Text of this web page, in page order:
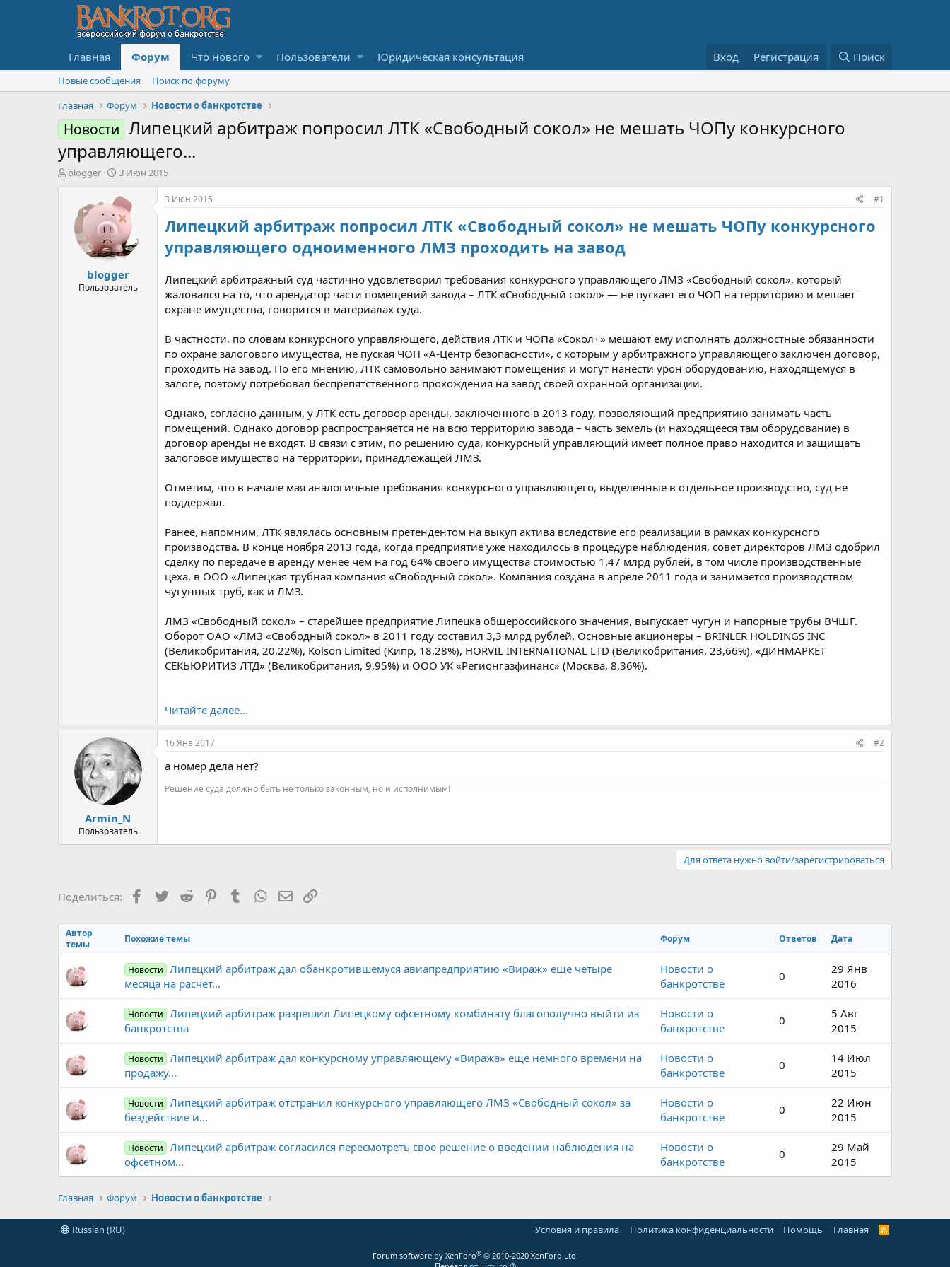
Главная Форум Что нового Пользователи Юридическая консультация Вход Регистрация Поиск
Новые сообщения
Поиск по форуму
Главная
Форум Новости о банкротстве
Новости Липецкий арбитраж попросил ЛТК «Свободный сокол» не мешать ЧОПу конкурсного
управляющего...
А
blogger
Д
т
а
н
а
ч
а
л
а
3 Июн 2015
blogger
Пользователь
3 Июн 2015 #1
Липецкий арбитраж попросил ЛТК «Свободный сокол» не мешать ЧОПу конкурсного
управляющего одноименного ЛМЗ проходить на завод
Липецкий арбитражный суд частично удовлетворил требования конкурсного управляющего ЛМЗ «Свободный сокол», который
жаловался на то, что арендатор части помещений завода – ЛТК «Свободный сокол» — не пускает его ЧОП на территорию и мешает
охране имущества, говорится в материалах суда.
В частности, по словам конкурсного управляющего, действия ЛТК и ЧОПа «Сокол+» мешают ему исполнять должностные обязанности
по охране залогового имущества, не пуская ЧОП «А-Центр безопасности», с которым у арбитражного управляющего заключен договор,
проходить на завод. По его мнению, ЛТК самовольно занимают помещения и могут нанести урон оборудованию, находящемуся в
залоге, поэтому потребовал беспрепятственного прохождения на завод своей охранной организации.
Однако, согласно данным, у ЛТК есть договор аренды, заключенного в 2013 году, позволяющий предприятию занимать часть
помещений. Однако договор распространяется не на всю территорию завода – часть земель (и находящееся там оборудование) в
договор аренды не входят. В связи с этим, по решению суда, конкурсный управляющий имеет полное право находится и защищать
залоговое имущество на территории, принадлежащей ЛМЗ.
Отметим, что в начале мая аналогичные требования конкурсного управляющего, выделенные в отдельное производство, суд не
поддержал.
Ранее, напомним, ЛТК являлась основным претендентом на выкуп актива вследствие его реализации в рамках конкурсного
производства. В конце ноября 2013 года, когда предприятие уже находилось в процедуре наблюдения, совет директоров ЛМЗ одобрил
сделку по передаче в аренду менее чем на год 64% своего имущества стоимостью 1,47 млрд рублей, в том числе производственные
цеха, в ООО «Липецкая трубная компания «Свободный сокол». Компания создана в апреле 2011 года и занимается производством
чугунных труб, как и ЛМЗ.
ЛМЗ «Свободный сокол» – старейшее предприятие Липецка общероссийского значения, выпускает чугун и напорные трубы ВЧШГ.
Оборот ОАО «ЛМЗ «Свободный сокол» в 2011 году составил 3,3 млрд рублей. Основные акционеры – BRINLER HOLDINGS INC
(Великобритания, 20,22%), Kolson Limited (Кипр, 18,28%), HORVIL INTERNATIONAL LTD (Великобритания, 23,66%), «ДИНМАРКЕТ
СЕКЬЮРИТИЗ ЛТД» (Великобритания, 9,95%) и ООО УК «Регионгазфинанс» (Москва, 8,36%).
Читайте далее...
Armin_N
Пользователь
16 Янв 2017 #2
а номер дела нет?
Решение суда должно быть не только законным, но и исполнимым!
Для ответа нужно войти/зарегистрироваться
Поделиться: Facebook
TwitterReddit PinterestTumblrWhatsAppЭлектронная почта
Ссылка
Автор
темы
Похожие темы Форум Ответов Дата
Новости Липецкий арбитраж дал обанкротившемуся авиапредприятию «Вираж» еще четыре
месяца на расчет...
Новости о
банкротстве
0
29 Янв
2016
Новости Липецкий арбитраж разрешил Липецкому офсетному комбинату благополучно выйти из
банкротства
Новости о
банкротстве
0
5 Авг
2015
Новости Липецкий арбитраж дал конкурсному управляющему «Виража» еще немного времени на
продажу...
Новости о
банкротстве
0
14 Июл
2015
Новости Липецкий арбитраж отстранил конкурсного управляющего ЛМЗ «Свободный сокол» за
бездействие и...
Новости о
банкротстве
0
22 Июн
2015
Новости Липецкий арбитраж согласился пересмотреть свое решение о введении наблюдения на
офсетном...
Новости о
банкротстве
0
29 Май
2015
Главная Форум Новости о банкротстве
Russian (RU) Условия и правила Политика конфиденциальности Помощь Главная
R
Forum software by XenForo® © 2010-2020 XenForo Ltd.